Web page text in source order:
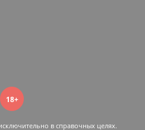
18+
в справочных целях.